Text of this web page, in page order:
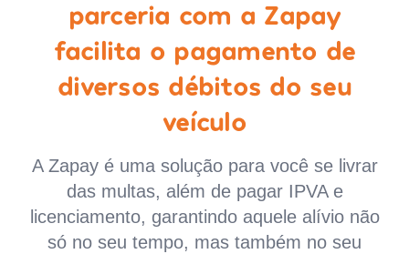
parceria com a Zapay
facilita o pagamento de
diversos débitos do seu
veículo
A Zapay é uma solução para você se livrar
das multas, além de pagar IPVA e
licenciamento, garantindo aquele alívio não
só no seu tempo, mas também no seu